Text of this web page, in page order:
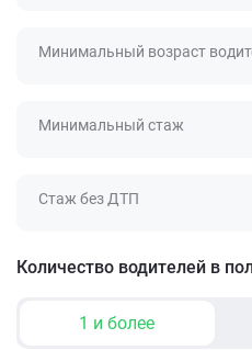
Минимальный возраст
Минимальный стаж
Стаж без ДТП
Количество водителей в
1 и более